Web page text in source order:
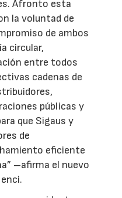
Afronto esta
la voluntad de
de ambos
circular,
entre todos
cadenas de
públicas y
que Sigaus y
de
eficiente
–afirma el nuevo